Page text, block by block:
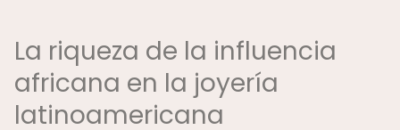
La riqueza de la influencia
africana en la joyería
latinoamericana